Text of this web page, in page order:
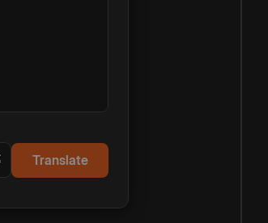
Translate